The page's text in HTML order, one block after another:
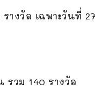
างวัล เฉพาะวันที่
รวม 140 รางวัล